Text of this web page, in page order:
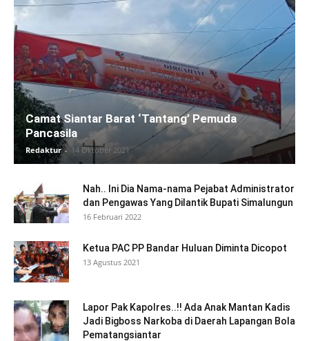
Camat Siantar Barat ‘Tantang’ Pemuda
Pancasila
Redaktur - 14 Oktober 2021
Nah.. Ini Dia Nama-nama Pejabat Administrator
dan Pengawas Yang Dilantik Bupati Simalungun
16 Februari 2022
Ketua PAC PP Bandar Huluan Diminta Dicopot
13 Agustus 2021
Lapor Pak Kapolres..!! Ada Anak Mantan Kadis
Jadi Bigboss Narkoba di Daerah Lapangan Bola
Pematangsiantar